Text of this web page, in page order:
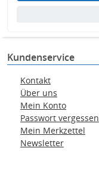
Kundenservice
Kontakt
Über uns
Mein Konto
Passwort vergessen
Mein Merkzettel
Newsletter